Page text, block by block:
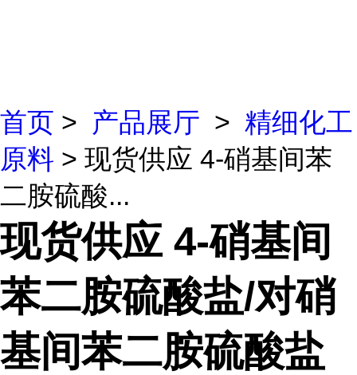
首页 > 产品展厅 > 精细化工
原料 > 现货供应 4-硝基间苯
二胺硫酸...
现货供应 4-硝基间
苯二胺硫酸盐/对硝
基间苯二胺硫酸盐